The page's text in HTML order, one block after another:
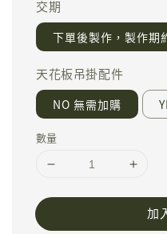
交期
下單後製作，製作期
天花板吊掛配件
NO 無需加購
數量
加